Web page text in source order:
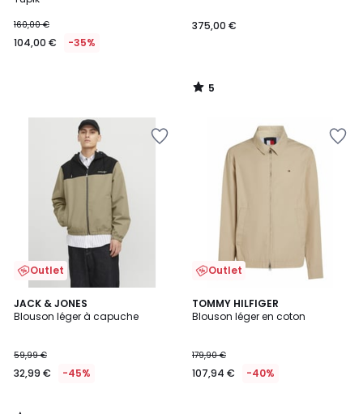
160,00 €
104,00 € -35%
375,00 €
5
/
Outlet
JACK & JONES
Blouson léger à capuche
59,99 €
32,99 € -45%
5
/
Outlet
TOMMY HILFIGER
Blouson léger en coton
179,90 €
107,94 € -40%